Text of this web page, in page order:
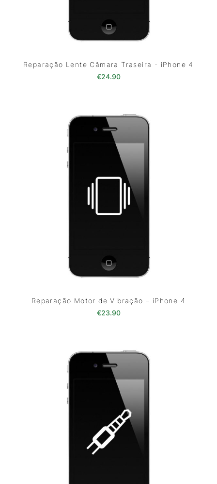
Reparação Lente Câmara Traseira - iPhone 4
€24.90
Reparação Motor de Vibração – iPhone 4
€23.90